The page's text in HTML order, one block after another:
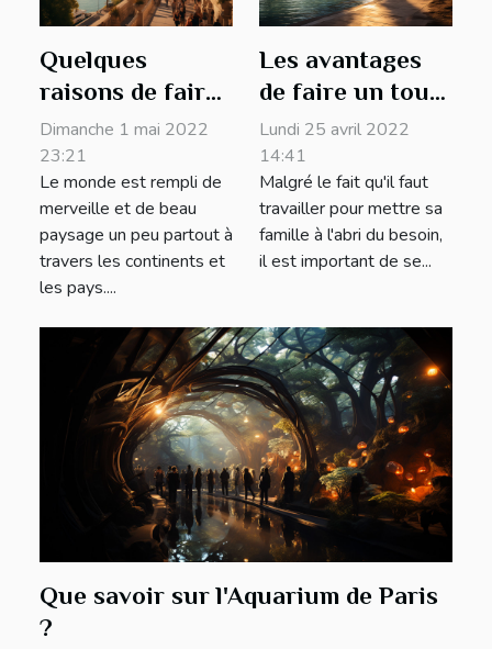
Quelques
raisons de faire
des voyages
touristiques
Dimanche 1 mai 2022
23:21
Le monde est rempli de
merveille et de beau
paysage un peu partout à
travers les continents et
les pays....
Les avantages
de faire un tour
au parc Michel-
Chartrand pour
ses vacances
Lundi 25 avril 2022
14:41
Malgré le fait qu'il faut
travailler pour mettre sa
famille à l'abri du besoin,
il est important de se...
Que savoir sur l'Aquarium de Paris
?